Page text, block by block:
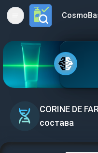
Open main menu
CORINE DE
состава